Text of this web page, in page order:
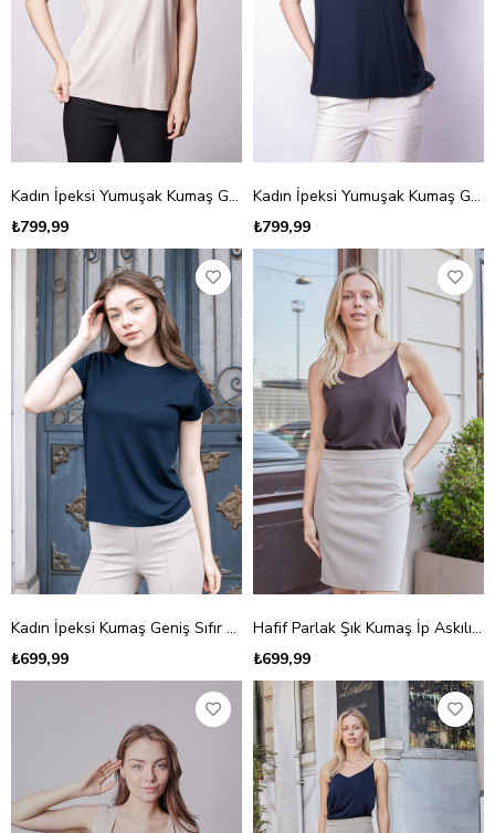
Kadın İpeksi Yumuşak Kumaş Geniş Sıfır Yaka Önü Pencereli Yanları Yırtmaçlı Tshirt Bluz-Bej
₺799,99
Kadın İpeksi Yumuşak Kumaş Geniş Sıfır Yaka Önü Pencereli Yanları Yırtmaçlı Tshirt Bluz-Koyu Lacivert
₺799,99
Kadın İpeksi Kumaş Geniş Sıfır Yaka Kısa Kol Tshirt Bluz-Koyu Lacivert
₺699,99
Hafif Parlak Şık Kumaş İp Askılı Ceket İçi V Yaka Bluz-Kahve
₺699,99